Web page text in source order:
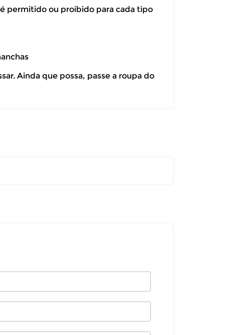
permitido ou proibido para cada tipo
Ainda que possa, passe a roupa do